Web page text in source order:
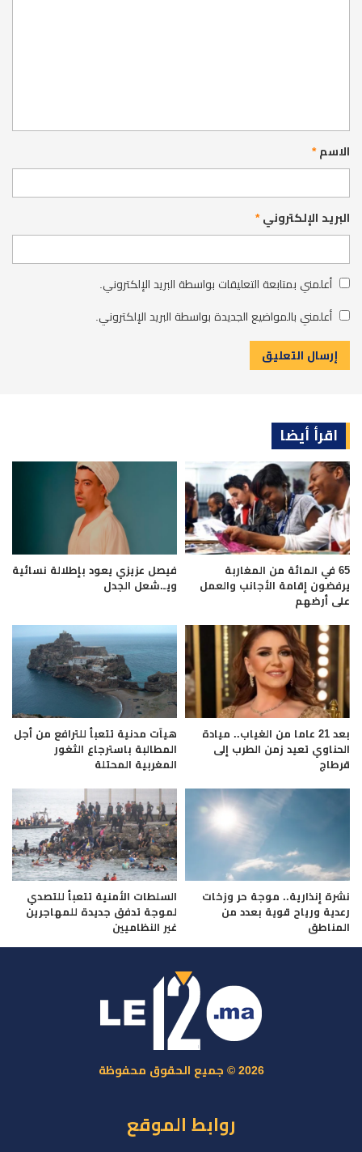
الاسم*
البريد الإلكتروني*
أعلمني بمتابعة التعليقات بواسطة البريد الإلكتروني.
أعلمني بالمواضيع الجديدة بواسطة البريد الإلكتروني.
اقرأ أيضا
65 في المائة من المغاربة
يرفضون إقامة الأجانب والعمل
على أرضهم
فيصل عزيزي يعود بإطلالة نسائية
ويـ.شعل الجدل
بعد 21 عاما من الغياب.. ميادة
الحناوي تعيد زمن الطرب إلى
قرطاج
هيآت مدنية تتعبأ للترافع من أجل
المطالبة باسترجاع الثغور
المغربية المحتلة
نشرة إنذارية.. موجة حر وزخات
رعدية ورياح قوية بعدد من
المناطق
السلطات الأمنية تتعبأ للتصدي
لموجة تدفق جديدة للمهاجرين
غير النظاميين
2026 © جميع الحقوق محفوظة
روابط الموقع